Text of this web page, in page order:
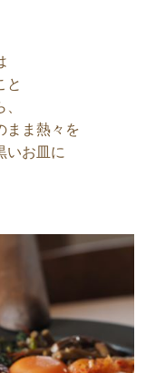
と
まま熱々を
いお皿に